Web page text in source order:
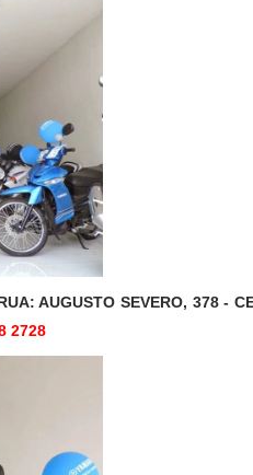
AUGUSTO SEVERO, 378 -
2728